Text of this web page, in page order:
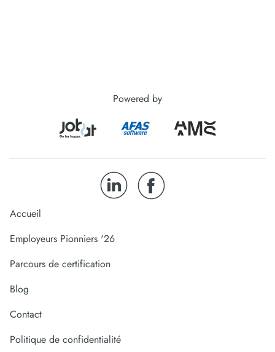
Powered by
Accueil
Employeurs Pionniers '26
Parcours de certification
Blog
Contact
Politique de confidentialité